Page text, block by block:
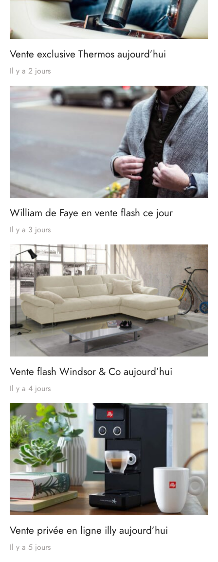
Vente exclusive Thermos aujourd’hui
Il y a 2 jours
William de Faye en vente flash ce jour
Il y a 3 jours
Vente flash Windsor & Co aujourd’hui
Il y a 4 jours
Vente privée en ligne illy aujourd’hui
Il y a 5 jours